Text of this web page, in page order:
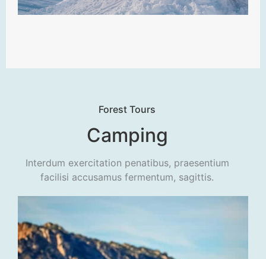
Forest Tours
Camping
Interdum exercitation penatibus, praesentium
facilisi accusamus fermentum, sagittis.